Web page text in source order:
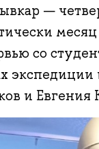
—
со
экспедиции
и Евгения